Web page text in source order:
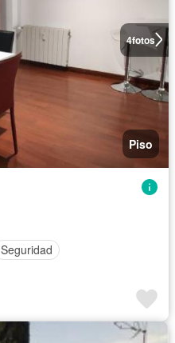
4fotos
Piso
Seguridad